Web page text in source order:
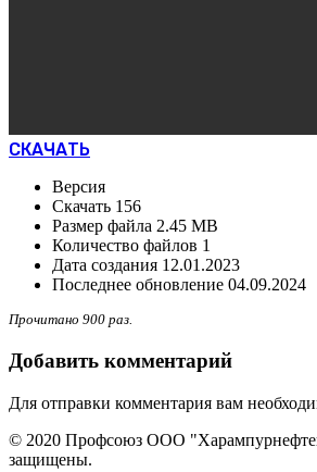
СКАЧАТЬ
Версия
Скачать 156
Размер файла 2.45 MB
Количество файлов 1
Дата создания 12.01.2023
Последнее обновление 04.09.2024
Прочитано 900 раз.
Добавить комментарий
Для отправки комментария вам
© 2020 Профсоюз ООО
защищены.